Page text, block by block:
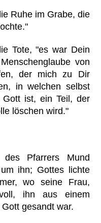
Ruhe im Grabe, die
Tote, "es war Dein
von
der mich zu Dir
in welchen selbst
ist, ein Teil, der
löschen wird."
Pfarrers Mund
ihn; Gottes lichte
wo seine Frau,
ihn aus einem
gesandt war.